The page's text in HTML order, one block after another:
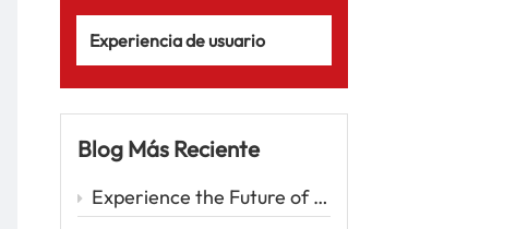
Experiencia de usuario
Blog Más Reciente
Experience the Future of Driving with the Zeekr 001 – A Luxury EV Redefining Performance and Comfort Car